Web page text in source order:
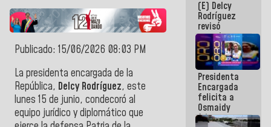
Publicado: 15/06/2026 08:03 PM
La presidenta encargada de la
República, Delcy Rodríguez, este
lunes 15 de junio, condecoró al
equipo jurídico y diplomático que
y del Caribe
2026
(E) Delcy
Rodríguez
revisó
agenda
económica y
ejecución de
fondos de
emergencia
post-sismos
Presidenta
Encargada
felicita a
Osmaidy
Arias y